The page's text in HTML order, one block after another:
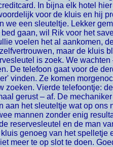
In bijna elk hotel
voor de kluis en hij
een sleuteltje. Lekker
gaan, wil Rik voor het
voelen het al aankomen,
maar de kluis
is zoek. We
De telefoon gaat voor de
vinden. Ze komen
Vierde telefoontje:
gerust – af. De
het sleuteltje wat op ons
mannen zonder enig
reservesleutel en de man
genoeg van het spelletje
meer te op slot te doen.